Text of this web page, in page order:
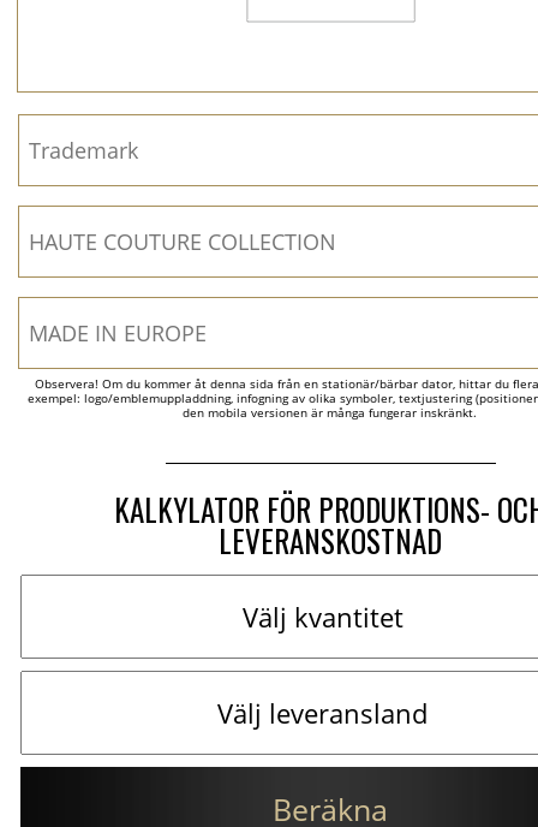
Observera! Om du kommer åt denna sida från en stationär/bärbar dator, hittar du
exempel: logo/emblemuppladdning, infogning av olika symboler, textjustering
den mobila versionen är många fungerar inskränkt.
KALKYLATOR FÖR PRODUKTIONS-
LEVERANSKOSTNAD
Beräkna